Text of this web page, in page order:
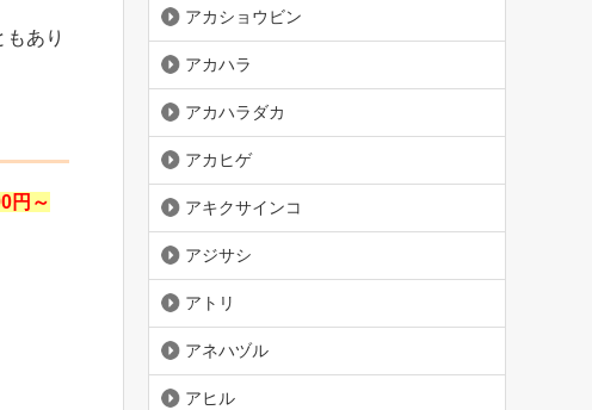
あり
円～
アカショウビン
アカハラ
アカハラダカ
アカヒゲ
アキクサインコ
アジサシ
アトリ
アネハヅル
アヒル